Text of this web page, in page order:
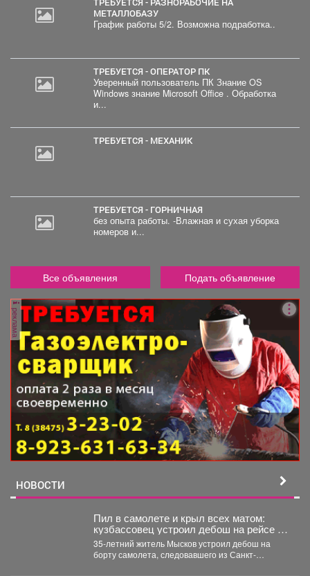
ТРЕБУЕТСЯ - РАЗНОРАБОЧИЕ НА
МЕТАЛЛОБАЗУ
График работы 5/2. Возможна подработка..
ТРЕБУЕТСЯ - ОПЕРАТОР ПК
Уверенный пользователь ПК Знание OS
Windows знание Microsoft Office . Обработка
и...
ТРЕБУЕТСЯ - МЕХАНИК
ТРЕБУЕТСЯ - ГОРНИЧНАЯ
без опыта работы. -Влажная и сухая уборка
номеров и...
Все объявления Подать объявление
реклама
НОВОСТИ
Пил в самолете и крыл всех матом:
кузбассовец устроил дебош на рейсе из
Петербурга
35-летний житель Мысков устроил дебош на
борту самолета, следовавшего из Санкт-